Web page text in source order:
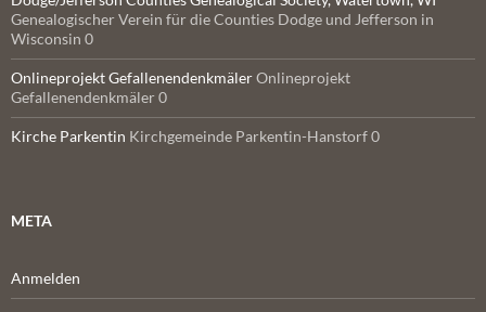
Genealogischer Verein für die Counties Dodge und Jefferson in
Wisconsin 0
Onlineprojekt GefallenendenkmälerOnlineprojekt
Gefallenendenkmäler 0
Kirche Parkentin Kirchgemeinde Parkentin-Hanstorf 0
META
Anmelden